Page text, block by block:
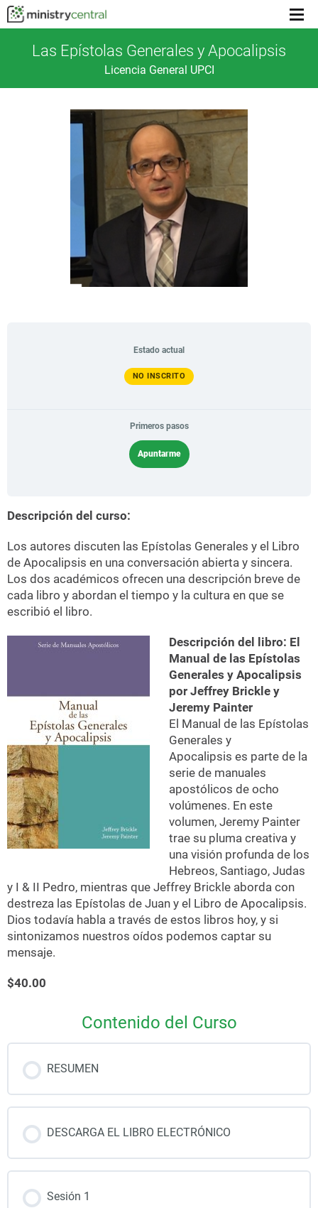
Menu
Las Epístolas Generales y Apocalipsis
Licencia General UPCI
Estado actual
NO INSCRITO
Primeros pasos
Apuntarme
Descripción del curso:
Los autores discuten las Epístolas Generales y el Libro
de Apocalipsis en una conversación abierta y sincera.
Los dos académicos ofrecen una descripción breve de
cada libro y abordan el tiempo y la cultura en que se
escribió el libro.
Descripción del libro: El
Manual de las Epístolas
Generales y Apocalipsis
por Jeffrey Brickle y
Jeremy Painter
El Manual de las Epístolas
Generales y
Apocalipsis es parte de la
serie de manuales
apostólicos de ocho
volúmenes. En este
volumen, Jeremy Painter
trae su pluma creativa y
una visión profunda de los
Hebreos, Santiago, Judas
y I & II Pedro, mientras que Jeffrey Brickle aborda con
destreza las Epístolas de Juan y el Libro de Apocalipsis.
Dios todavía habla a través de estos libros hoy, y si
sintonizamos nuestros oídos podemos captar su
mensaje.
$40.00
Contenido del Curso
RESUMEN
DESCARGA EL LIBRO ELECTRÓNICO
Sesión 1